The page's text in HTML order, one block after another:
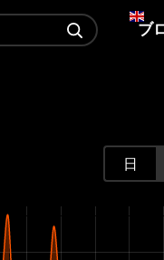
ブ
日